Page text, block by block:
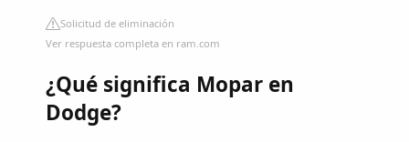
Solicitud de eliminación
Ver respuesta completa en ram.com
¿Qué significa Mopar en
Dodge?